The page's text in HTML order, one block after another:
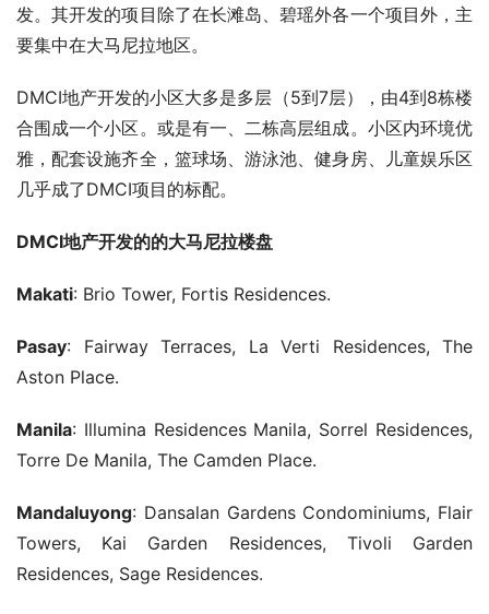
发。其开发的项目除了在长滩岛、碧瑶外各一个项目外，主
要集中在大马尼拉地区。
DMCI地产开发的小区大多是多层（5到7层），由4到8栋楼
合围成一个小区。或是有一、二栋高层组成。小区内环境优
雅，配套设施齐全，篮球场、游泳池、健身房、儿童娱乐区
几乎成了DMCI项目的标配。
DMCI地产开发的的大马尼拉楼盘
Makati: Brio Tower, Fortis Residences.
Pasay: Fairway Terraces, La Verti Residences, The
Aston Place.
Manila: Illumina Residences Manila, Sorrel Residences,
Torre De Manila, The Camden Place.
Mandaluyong: Dansalan Gardens Condominiums, Flair
Towers, Kai Garden Residences, Tivoli Garden
Residences, Sage Residences.